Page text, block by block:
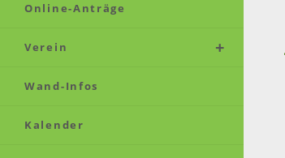
Online-Anträge
Verein
Wand-Infos
Kalender